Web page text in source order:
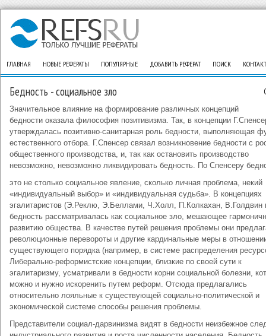
ГЛАВНАЯ НОВЫЕ РЕФЕРАТЫ ПОПУЛЯРНЫЕ ДОБАВИТЬ РЕФЕРАТ ПОИСК
Бедность - социальное зло
Значительное влияние на формирование различных концепций
бедности оказала философия позитивизма. Так, в концепции
утверждалась позитивно-санитарная роль бедности, выполняющая
естественного отбора. Г.Спенсер связал возникновение бедности с
общественного производства, и, так как остановить производство
невозможно, невозможно ликвидировать бедность. По Спенсеру
это не столько социальное явление, сколько личная проблема, некий
«индивидуальный выбор» и «индивидуальная судьба». В концепциях
эгалитаристов (Э.Реклю, Э.Беллами, Ч.Холл, П.Колкахан, В.Голдвин
бедность рассматривалась как социальное зло, мешающее
развитию общества. В качестве путей решения проблемы они
революционные перевороты и другие кардинальные меры в
существующего порядка (например, в системе распределения
Либерально-реформистские концепции, близкие по своей сути к
эгалитаризму, усматривали в бедности корни социальной болезни,
можно и нужно искоренить путем реформ. Отсюда предлагались
относительно лояльные к существующей социально-политической и
экономической системе способы решения проблемы.
Представители социал-дарвинизма видят в бедности неизбежное